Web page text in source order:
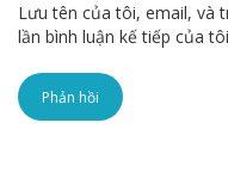
Lưu tên của tôi, email, và
lần bình luận kế tiếp của